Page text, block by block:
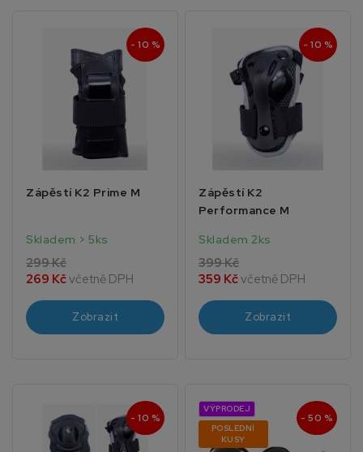
- 10 %
Zápěstí K2 Prime M
Skladem > 5ks
299 Kč
269 Kčvčetně DPH
Zobrazit
- 10 %
Zápěstí K2
Performance M
Skladem 2ks
399 Kč
359 Kčvčetně DPH
Zobrazit
- 10 %
VÝPRODEJ
POSLEDNÍ
KUSY
- 50 %